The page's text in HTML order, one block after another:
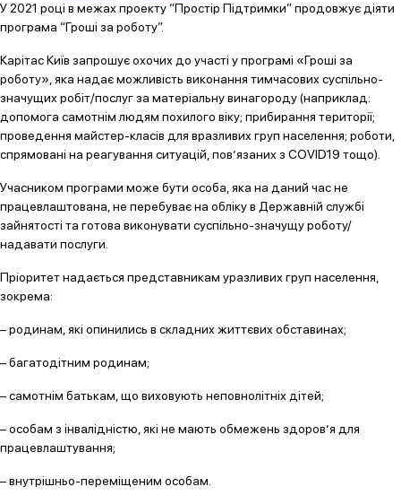
У 2021 році в межах проекту “Простір Підтримки” продовжує діяти
програма “Гроші за роботу”.
Карітас Київ запрошує охочих до участі у програмі «Гроші за
роботу», яка надає можливість виконання тимчасових суспільно-
значущих робіт/послуг за матеріальну винагороду (наприклад:
допомога самотнім людям похилого віку; прибирання території;
проведення майстер-класів для вразливих груп населення; роботи,
спрямовані на реагування ситуацій, пов’язаних з COVID19 тощо).
Учасником програми може бути особа, яка на даний час не
працевлаштована, не перебуває на обліку в Державній службі
зайнятості та готова виконувати суспільно-значущу роботу/
надавати послуги.
Пріоритет надається представникам уразливих груп населення,
зокрема:
– родинам, які опинились в складних життєвих обставинах;
– багатодітним родинам;
– самотнім батькам, що виховують неповнолітніх дітей;
– особам з інвалідністю, які не мають обмежень здоров’я для
працевлаштування;
– внутрішньо-переміщеним особам.